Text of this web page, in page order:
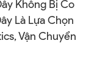
Không Bị Co
Là Lựa Chọn
Vận Chuyển